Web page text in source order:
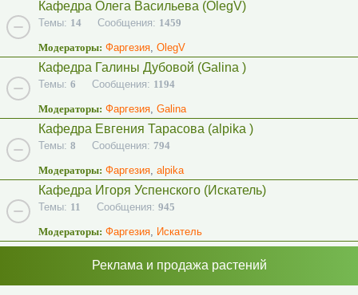
Кафедра Олега Васильева (OlegV)
Темы: 14 Сообщения: 1459
Модераторы: Фаргезия, OlegV
Кафедра Галины Дубовой (Galina )
Темы: 6 Сообщения: 1194
Модераторы: Фаргезия, Galina
Кафедра Евгения Тарасова (alpika )
Темы: 8 Сообщения: 794
Модераторы: Фаргезия, alpika
Кафедра Игоря Успенского (Искатель)
Темы: 11 Сообщения: 945
Модераторы: Фаргезия, Искатель
Реклама и продажа растений